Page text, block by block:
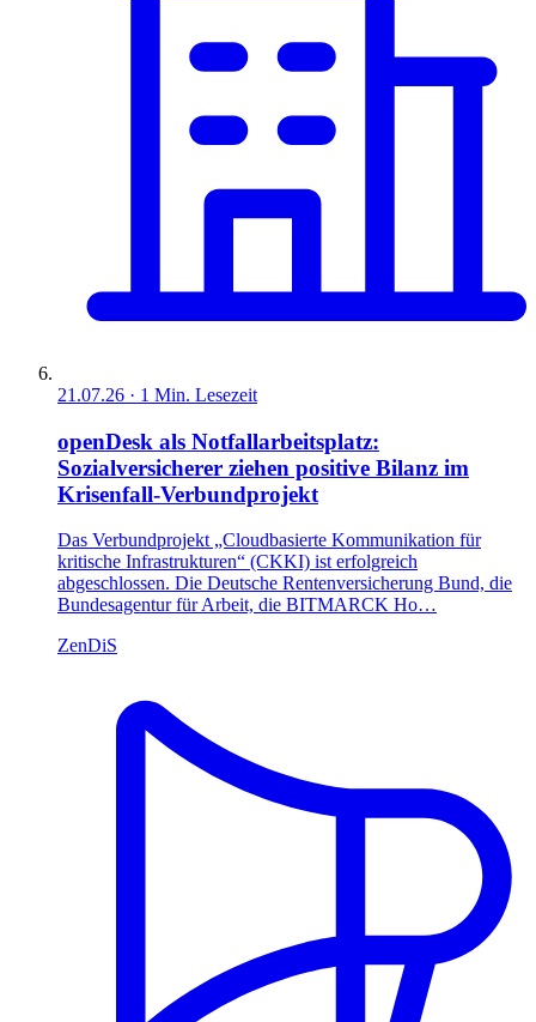
21.07.26 · 1 Min. Lesezeit
openDesk als Notfallarbeitsplatz:
Sozialversicherer ziehen positive Bilanz im
Krisenfall-Verbundprojekt
Das Verbundprojekt „Cloudbasierte Kommunikation für
kritische Infrastrukturen“ (CKKI) ist erfolgreich
abgeschlossen. Die Deutsche Rentenversicherung Bund, die
Bundesagentur für Arbeit, die BITMARCK Ho…
ZenDiS